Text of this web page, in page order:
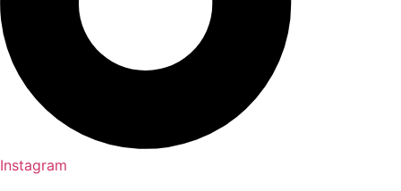
Instagram